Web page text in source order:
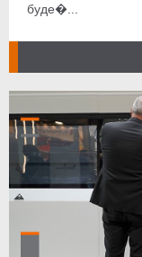
буде�...